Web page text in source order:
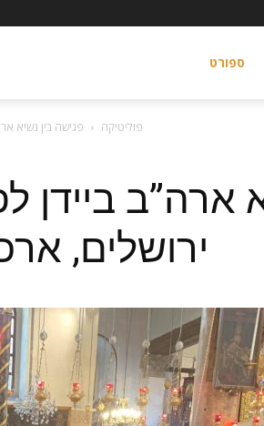
ספורט
פוליטיקה פגישה בין נשיא
ארה”ב
ירושלים,